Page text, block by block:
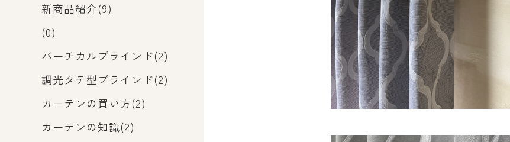
新商品紹介(9)
(0)
バーチカルブラインド(2)
調光タテ型ブラインド(2)
カーテンの買い方(2)
カーテンの知識(2)